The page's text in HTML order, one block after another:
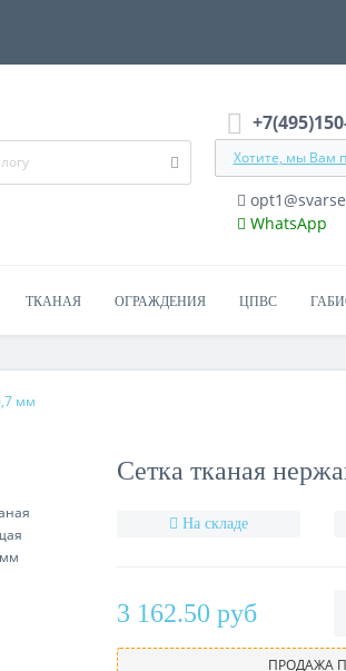
Хотите, мы Вам
WhatsApp
ТКАНАЯ ОГРАЖДЕНИЯ ЦПВС
мм
Сетка тканая
На складе
3 162.50 руб
ПРОДАЖА